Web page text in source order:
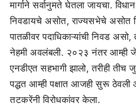
मार्गाने सर्वानुमते घेतला जायचा.
निवडायचे असोत, राज्यसभेचे असोत
पातळीवर पदाधिकाऱ्यांची निवड असो,
नेहमी अवलंबली. २०२३ नंतर आम्ही
एनडीएत सहभागी झालो, तरीही तीच
पद्धत आम्ही पक्षात आजही सुरू ठेवली
तटकरेंनी विरोधकांवर केला.